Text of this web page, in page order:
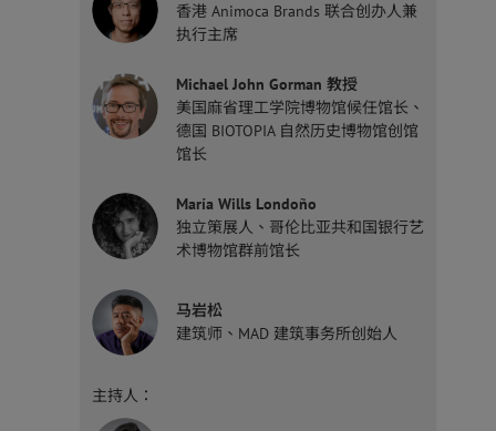
香港 Animoca Brands 联合创办人兼
执行主席
Michael John Gorman 教授
美国麻省理工学院博物馆候任馆长、
德国 BIOTOPIA 自然历史博物馆创馆
馆长
María Wills Londoño
独立策展人、哥伦比亚共和国银行艺
术博物馆群前馆长
马岩松
建筑师、MAD 建筑事务所创始人
主持人：